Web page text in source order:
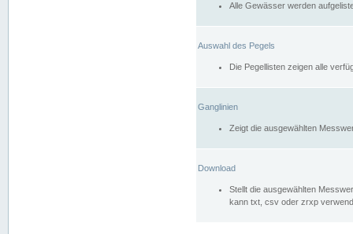
Alle Gewässer werden
Auswahl des Pegels
Die Pegellisten zeigen alle
Ganglinien
Zeigt die ausgewählten
Download
Stellt die ausgewählten
kann txt, csv oder zrxp